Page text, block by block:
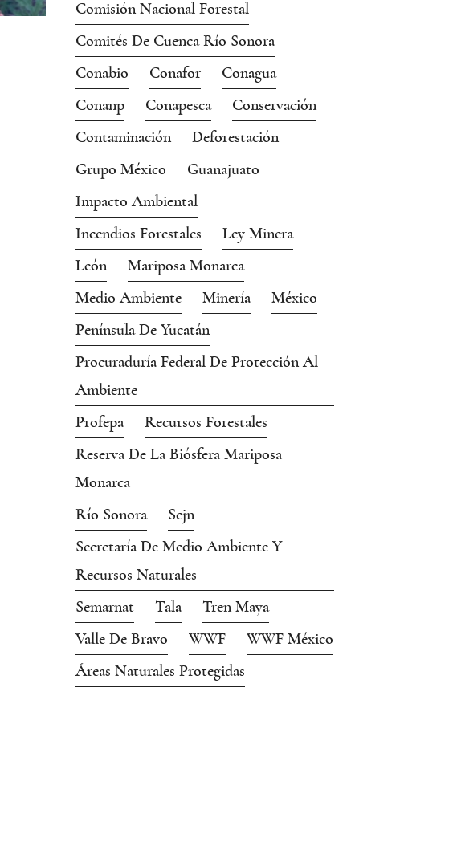
Comisión Nacional Forestal
Comités De Cuenca Río Sonora
Conabio
Conafor
Conagua
Conanp
Conapesca
Conservación
Contaminación
Deforestación
Grupo México
Guanajuato
Impacto Ambiental
Incendios Forestales
Ley Minera
León
Mariposa Monarca
Medio Ambiente
Minería
México
Península De Yucatán
Procuraduría Federal De Protección Al
Ambiente
Profepa
Recursos Forestales
Reserva De La Biósfera Mariposa
Monarca
Río Sonora
Scjn
Secretaría De Medio Ambiente Y
Recursos Naturales
Semarnat
Tala
Tren Maya
Valle De Bravo
WWF
WWF México
Áreas Naturales Protegidas